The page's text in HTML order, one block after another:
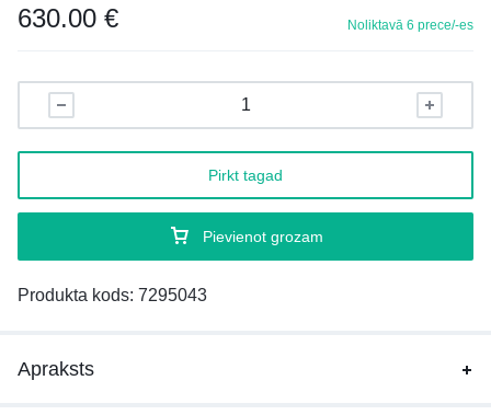
630.00 € Noliktavā 6 prece/-es
Pievienot grozam
Pirkt tagad
Produkta kods: 7295043
Apraksts